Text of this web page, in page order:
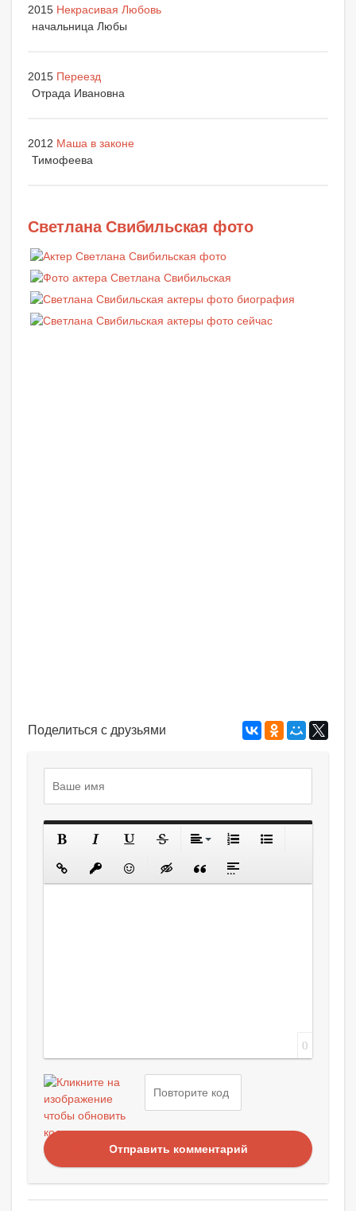
2015 Некрасивая Любовь
начальница Любы
2015 Переезд
Отрада Ивановна
2012 Маша в законе
Тимофеева
Светлана Свибильская фото
Поделиться с друзьями
0
Отправить комментарий